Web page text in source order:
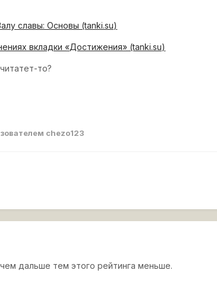
славы: Основы (tanki.su)
вкладки «Достижения» (tanki.su)
то?
chezo123
дальше тем этого рейтинга меньше.